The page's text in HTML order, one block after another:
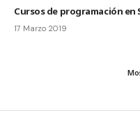
Cursos de programación
17 Marzo 2019